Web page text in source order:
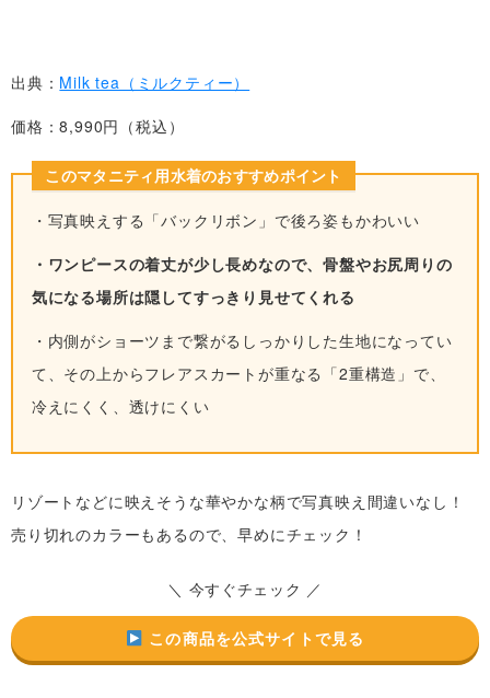
出典： Milk tea（ミルクティー）
価格：8,990円（税込）
このマタニティ用水着のおすすめポイント
・写真映えする「バックリボン」で後ろ姿もかわいい
・ワンピースの着丈が少し長めなので、骨盤やお尻周りの
気になる場所は隠してすっきり見せてくれる
・内側がショーツまで繋がるしっかりした生地になってい
て、その上からフレアスカートが重なる「2重構造」で、
冷えにくく、透けにくい
リゾートなどに映えそうな華やかな柄で写真映え間違いなし！
売り切れのカラーもあるので、早めにチェック！
＼ 今すぐチェック ／
この商品を公式サイトで見る